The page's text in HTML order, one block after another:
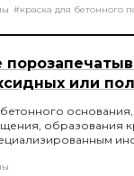
#краска для бетонного
или
бетонного
образования